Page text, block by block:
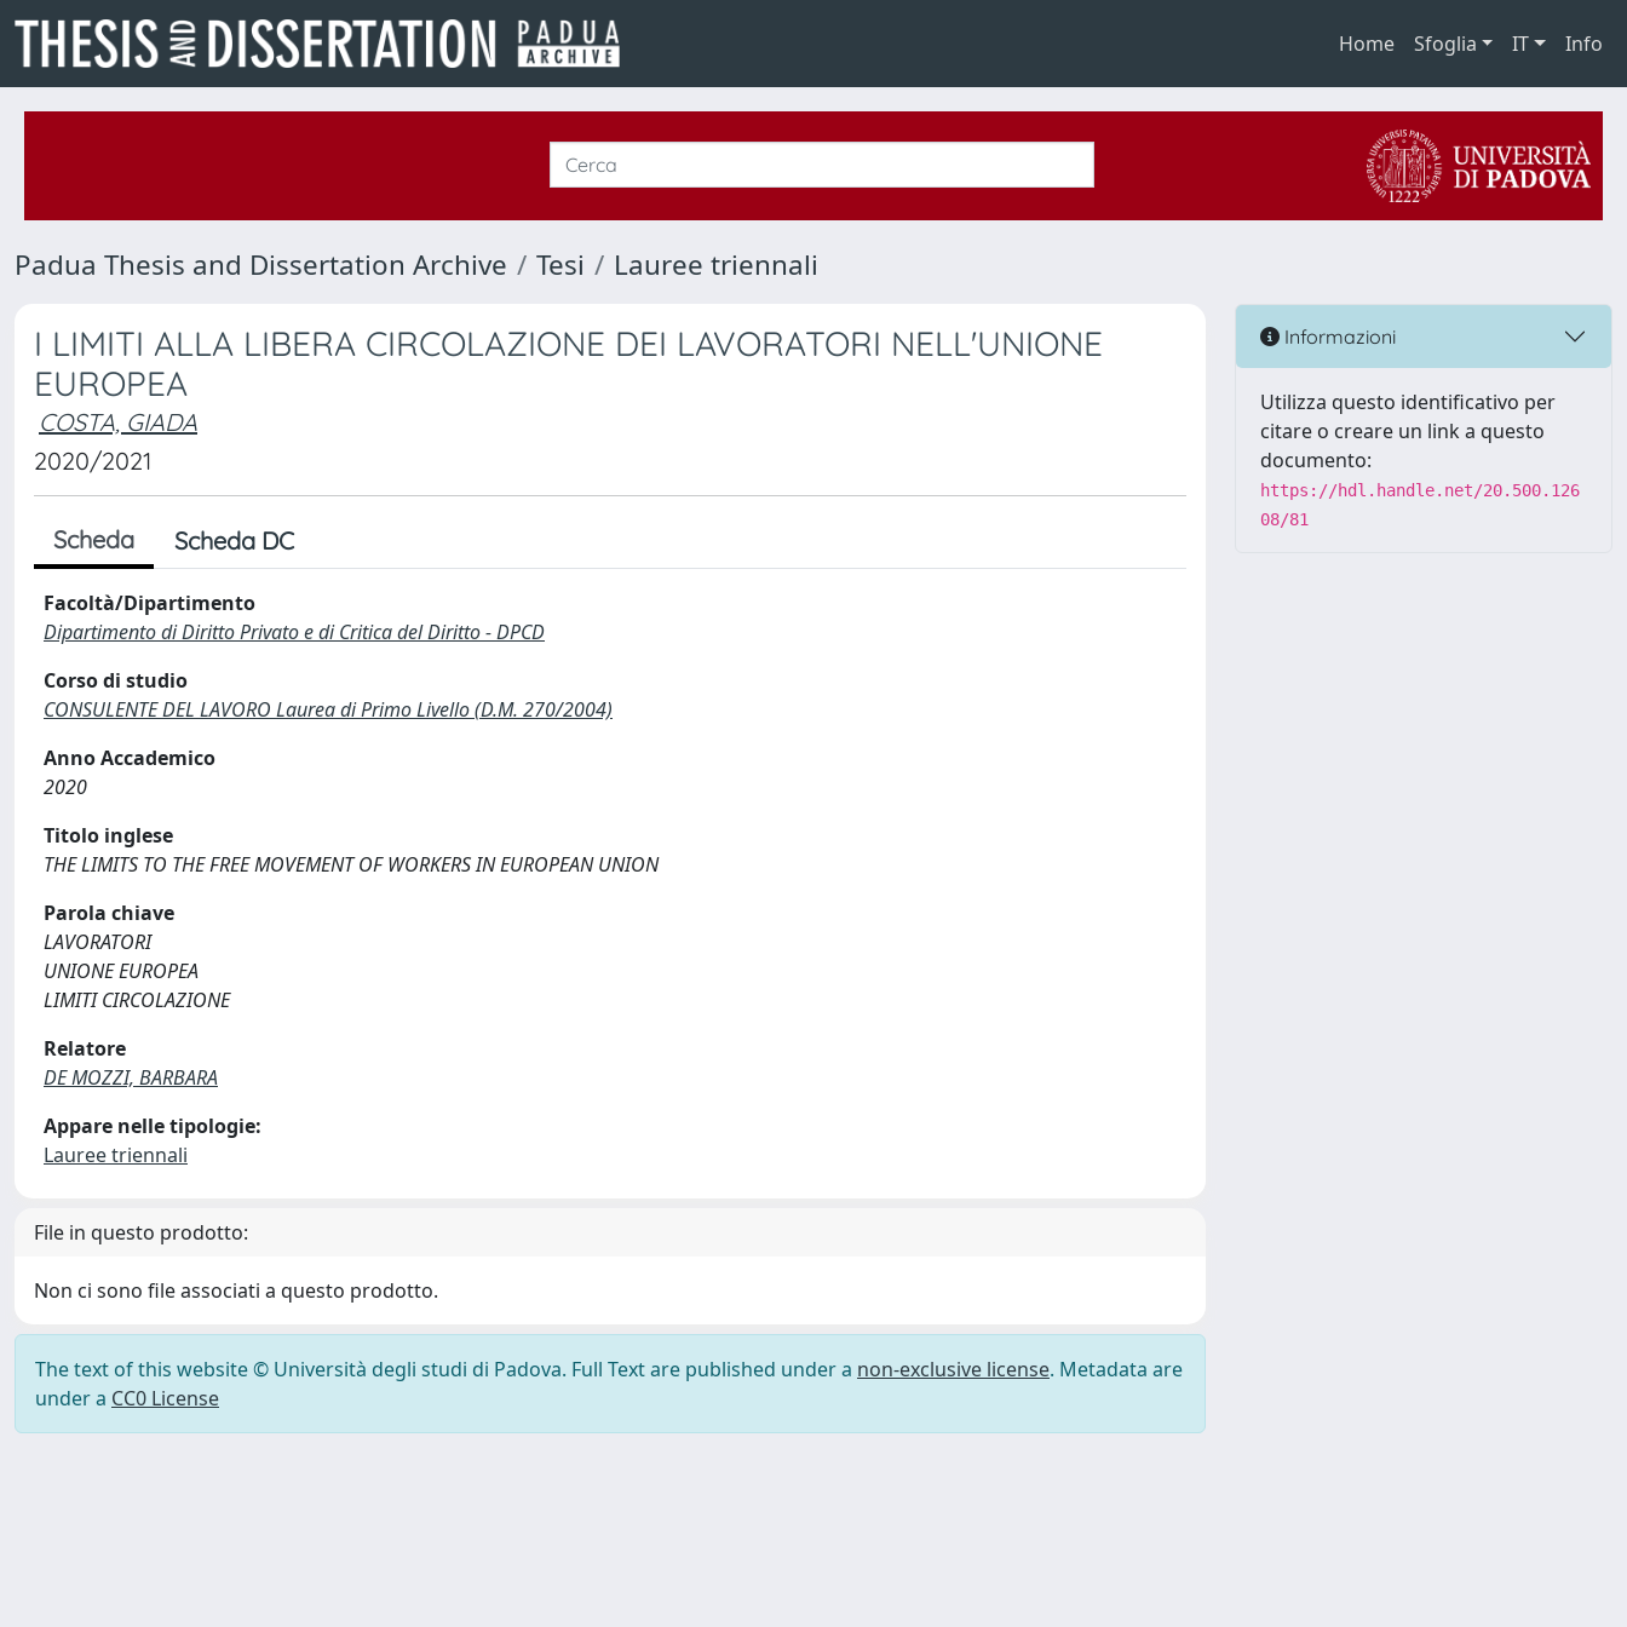
Home Sfoglia IT Info
Padua Thesis and Dissertation Archive Tesi Lauree triennali
I LIMITI ALLA LIBERA CIRCOLAZIONE DEI LAVORATORI NELL'UNIONE
EUROPEA
COSTA, GIADA
2020/2021
Scheda Scheda DC
Facoltà/Dipartimento
Dipartimento di Diritto Privato e di Critica del Diritto - DPCD
Corso di studio
CONSULENTE DEL LAVORO Laurea di Primo Livello (D.M. 270/2004)
Anno Accademico
2020
Titolo inglese
THE LIMITS TO THE FREE MOVEMENT OF WORKERS IN EUROPEAN UNION
Parola chiave
LAVORATORI
UNIONE EUROPEA
LIMITI CIRCOLAZIONE
Relatore
DE MOZZI, BARBARA
Appare nelle tipologie:
Lauree triennali
File in questo prodotto:
Non ci sono file associati a questo prodotto.
The text of this website © Università degli studi di Padova. Full Text are published under a non-exclusive license. Metadata are
under a CC0 License
Informazioni
Utilizza questo identificativo per
citare o creare un link a questo
documento:
https://hdl.handle.net/20.500.126
08/81